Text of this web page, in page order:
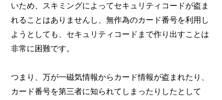
いため、スキミングによってセキュリティコードが盗ま
れることはありませんし、無作為のカード番号を利用し
ようとしても、セキュリティコードまで作り出すことは
非常に困難です。
つまり、万が一磁気情報からカード情報が盗まれたり、
カード番号を第三者に知られてしまったりしたとして